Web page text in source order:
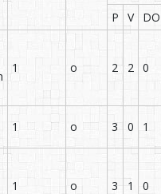
P
V
1 o 2 2 0
1 o 3 0 1
1 o 3 1 0